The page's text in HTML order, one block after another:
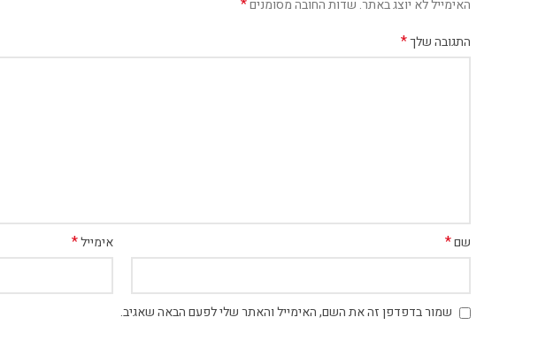
האימייל לא יוצג באתר. שדות החובה מסומנים*
התגובה שלך*
שם* אימייל*
שמור בדפדפן זה את השם, האימייל והאתר שלי לפעם הבאה שאגיב.